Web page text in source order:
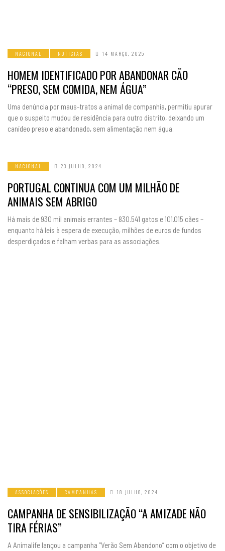
NACIONAL NOTICIAS 14 MARÇO, 2025
HOMEM IDENTIFICADO POR ABANDONAR CÃO
“PRESO, SEM COMIDA, NEM ÁGUA”
Uma denúncia por maus-tratos a animal de companhia, permitiu apurar
que o suspeito mudou de residência para outro distrito, deixando um
canídeo preso e abandonado, sem alimentação nem água.
NACIONAL 23 JULHO, 2024
PORTUGAL CONTINUA COM UM MILHÃO DE
ANIMAIS SEM ABRIGO
Há mais de 930 mil animais errantes – 830.541 gatos e 101.015 cães –
enquanto há leis à espera de execução, milhões de euros de fundos
desperdiçados e falham verbas para as associações.
ASSOCIAÇÕES CAMPANHAS 18 JULHO, 2024
CAMPANHA DE SENSIBILIZAÇÃO “A AMIZADE NÃO
TIRA FÉRIAS”
A Animalife lançou a campanha “Verão Sem Abandono” com o objetivo de